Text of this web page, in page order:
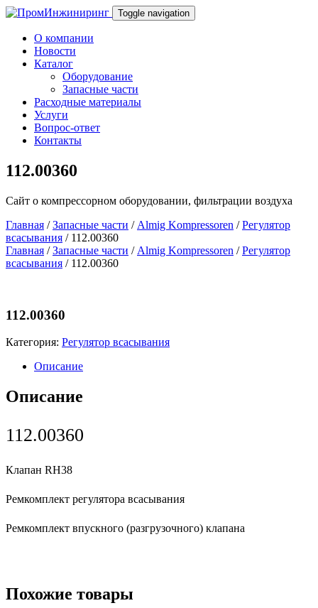
Toggle navigation
О компании
Новости
Каталог
Оборудование
Запасные части
Расходные материалы
Услуги
Вопрос-ответ
Контакты
112.00360
Сайт о компрессорном оборудовании, фильтрации воздуха
Главная /Запасные части / Almig Kompressoren /Регулятор
всасывания / 112.00360
Главная /Запасные части / Almig Kompressoren /Регулятор
всасывания / 112.00360
112.00360
Категория: Регулятор всасывания
Описание
Описание
112.00360
Клапан RH38
Ремкомплект регулятора всасывания
Ремкомплект впускного (разгрузочного) клапана
Похожие товары